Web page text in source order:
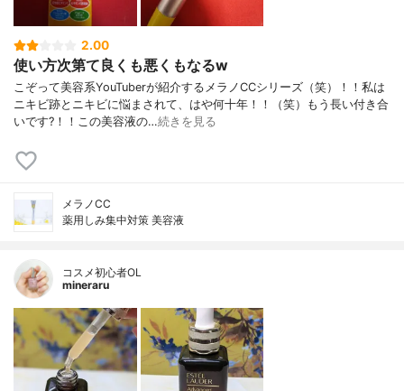
2.00
使い方次第て良くも悪くもなるw
こぞって美容系YouTuberが紹介するメラノCCシリーズ（笑）！！私は
ニキビ跡とニキビに悩まされて、はや何十年！！（笑）もう長い付き合
いです?！！この美容液の…続きを見る
メラノCC
薬用しみ集中対策 美容液
コスメ初心者OL
mineraru